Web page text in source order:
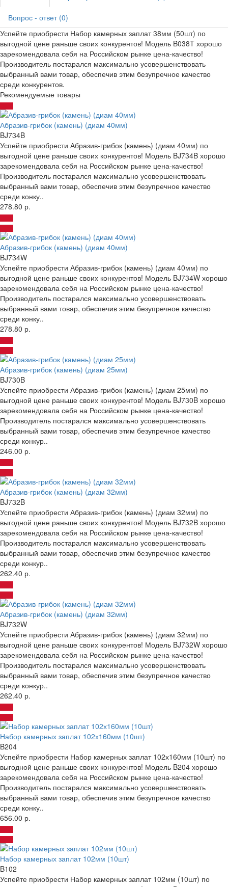
Вопрос - ответ (0)
Успейте приобрести Набор камерных заплат 38мм (50шт) по
выгодной цене раньше своих конкурентов! Модель B038T хорошо
зарекомендовала себя на Российском рынке цена-качество!
Производитель постарался максимально усовершенствовать
выбранный вами товар, обеспечив этим безупречное качество
среди конкурентов.
Рекомендуемые товары
Абразив-грибок (камень) (диам 40мм)
BJ734B
Успейте приобрести Абразив-грибок (камень) (диам 40мм) по
выгодной цене раньше своих конкурентов! Модель BJ734B хорошо
зарекомендовала себя на Российском рынке цена-качество!
Производитель постарался максимально усовершенствовать
выбранный вами товар, обеспечив этим безупречное качество
среди конку..
278.80 р.
Абразив-грибок (камень) (диам 40мм)
BJ734W
Успейте приобрести Абразив-грибок (камень) (диам 40мм) по
выгодной цене раньше своих конкурентов! Модель BJ734W хорошо
зарекомендовала себя на Российском рынке цена-качество!
Производитель постарался максимально усовершенствовать
выбранный вами товар, обеспечив этим безупречное качество
среди конку..
278.80 р.
Абразив-грибок (камень) (диам 25мм)
BJ730B
Успейте приобрести Абразив-грибок (камень) (диам 25мм) по
выгодной цене раньше своих конкурентов! Модель BJ730B хорошо
зарекомендовала себя на Российском рынке цена-качество!
Производитель постарался максимально усовершенствовать
выбранный вами товар, обеспечив этим безупречное качество
среди конкур..
246.00 р.
Абразив-грибок (камень) (диам 32мм)
BJ732B
Успейте приобрести Абразив-грибок (камень) (диам 32мм) по
выгодной цене раньше своих конкурентов! Модель BJ732B хорошо
зарекомендовала себя на Российском рынке цена-качество!
Производитель постарался максимально усовершенствовать
выбранный вами товар, обеспечив этим безупречное качество
среди конкур..
262.40 р.
Абразив-грибок (камень) (диам 32мм)
BJ732W
Успейте приобрести Абразив-грибок (камень) (диам 32мм) по
выгодной цене раньше своих конкурентов! Модель BJ732W хорошо
зарекомендовала себя на Российском рынке цена-качество!
Производитель постарался максимально усовершенствовать
выбранный вами товар, обеспечив этим безупречное качество
среди конкур..
262.40 р.
Набор камерных заплат 102х160мм (10шт)
B204
Успейте приобрести Набор камерных заплат 102х160мм (10шт) по
выгодной цене раньше своих конкурентов! Модель B204 хорошо
зарекомендовала себя на Российском рынке цена-качество!
Производитель постарался максимально усовершенствовать
выбранный вами товар, обеспечив этим безупречное качество
среди конку..
656.00 р.
Набор камерных заплат 102мм (10шт)
B102
Успейте приобрести Набор камерных заплат 102мм (10шт) по